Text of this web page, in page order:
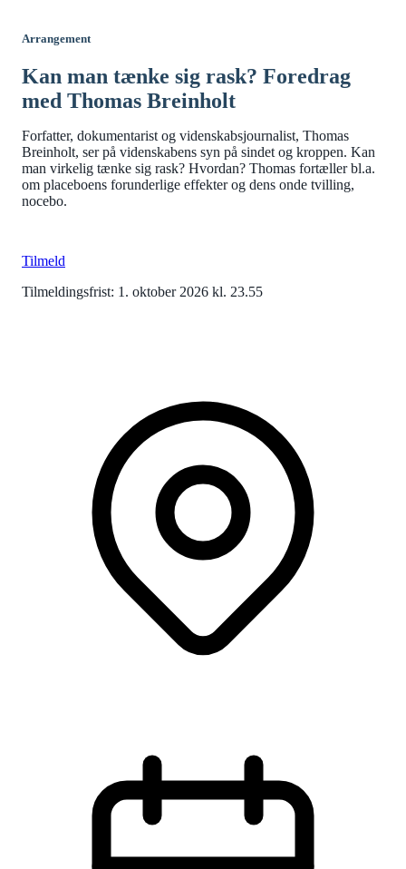
Arrangement
Kan man tænke sig rask? Foredrag
med Thomas Breinholt
Forfatter, dokumentarist og videnskabsjournalist, Thomas
Breinholt, ser på videnskabens syn på sindet og kroppen. Kan
man virkelig tænke sig rask? Hvordan? Thomas fortæller bl.a.
om placeboens forunderlige effekter og dens onde tvilling,
nocebo.
Tilmeld
Tilmeldingsfrist: 1. oktober 2026 kl. 23.55